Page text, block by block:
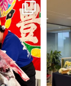
演出として
人気です🍣
ィー・ケー
本日